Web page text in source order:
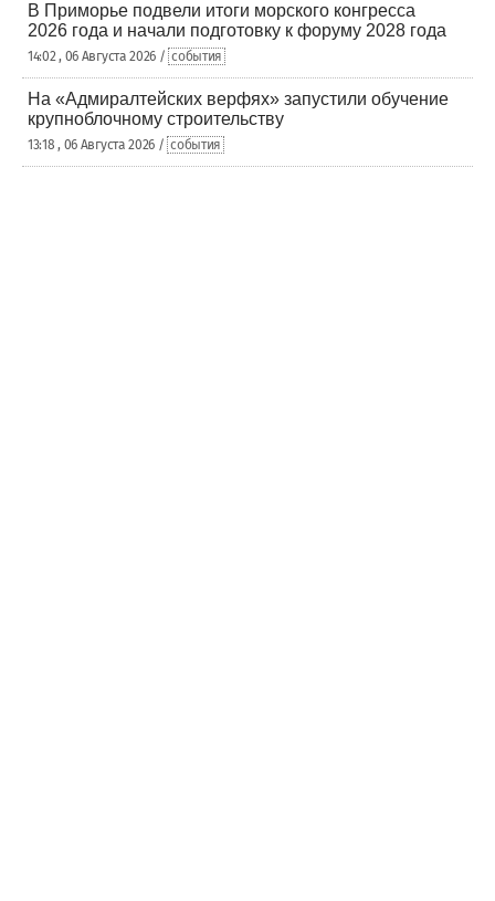
В Приморье подвели итоги морского конгресса
2026 года и начали подготовку к форуму 2028 года
14:02 , 06 Августа 2026 / события
На «Адмиралтейских верфях» запустили обучение
крупноблочному строительству
13:18 , 06 Августа 2026 / события